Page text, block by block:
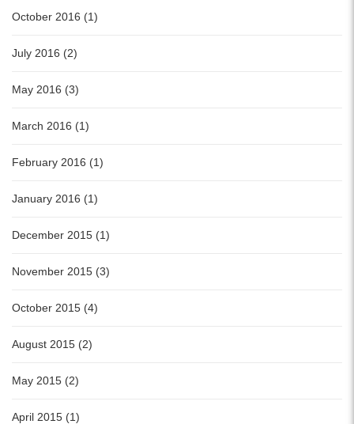
October 2016 (1)
July 2016 (2)
May 2016 (3)
March 2016 (1)
February 2016 (1)
January 2016 (1)
December 2015 (1)
November 2015 (3)
October 2015 (4)
August 2015 (2)
May 2015 (2)
April 2015 (1)